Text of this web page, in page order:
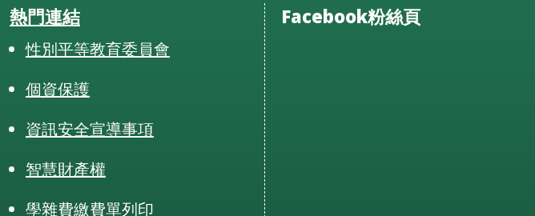
熱門連結
性別平等教育委員會
個資保護
資訊安全宣導事項
智慧財產權
學雜費繳費單列印
Facebook粉絲頁